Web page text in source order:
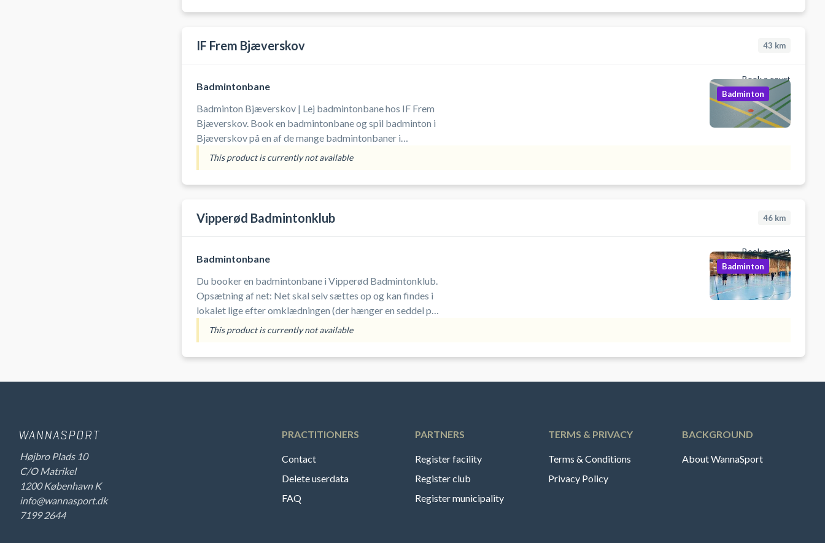
IF Frem Bjæverskov 43 km
Book a court
Badmintonbane
Badminton Bjæverskov | Lej badmintonbane hos IF Frem
Bjæverskov. Book en badmintonbane og spil badminton i
Bjæverskov på en af de mange badmintonbaner i
Skovbohallen i Bjæverskov.
Badminton
This product is currently not available
Vipperød Badmintonklub 46 km
Book a court
Badmintonbane
Du booker en badmintonbane i Vipperød Badmintonklub.
Opsætning af net: Net skal selv sættes op og kan findes i
lokalet lige efter omklædningen (der hænger en seddel på
døren). Omklædning: Det er m
Badminton
This product is currently not available
Højbro Plads 10
C/O Matrikel
1200 København K
info@wannasport.dk
7199 2644
PRACTITIONERS
Contact
Delete userdata
FAQ
PARTNERS
Register facility
Register club
Register municipality
TERMS & PRIVACY
Terms & Conditions
Privacy Policy
BACKGROUND
About WannaSport